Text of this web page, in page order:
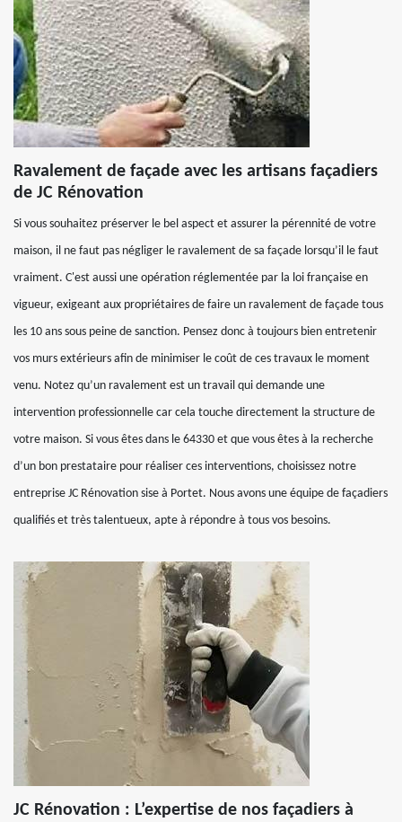
Ravalement de façade avec les artisans façadiers
de JC Rénovation
Si vous souhaitez préserver le bel aspect et assurer la pérennité de votre
maison, il ne faut pas négliger le ravalement de sa façade lorsqu’il le faut
vraiment. C'est aussi une opération réglementée par la loi française en
vigueur, exigeant aux propriétaires de faire un ravalement de façade tous
les 10 ans sous peine de sanction. Pensez donc à toujours bien entretenir
vos murs extérieurs afin de minimiser le coût de ces travaux le moment
venu. Notez qu’un ravalement est un travail qui demande une
intervention professionnelle car cela touche directement la structure de
votre maison. Si vous êtes dans le 64330 et que vous êtes à la recherche
d’un bon prestataire pour réaliser ces interventions, choisissez notre
entreprise JC Rénovation sise à Portet. Nous avons une équipe de façadiers
qualifiés et très talentueux, apte à répondre à tous vos besoins.
JC Rénovation : L’expertise de nos façadiers à